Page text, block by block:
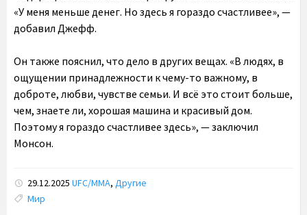
«У меня меньше денег. Но здесь я гораздо счастливее», —
добавил Джефф.
Он также пояснил, что дело в других вещах. «В людях, в
ощущении принадлежности к чему-то важному, в
доброте, любви, чувстве семьи. И всё это стоит больше,
чем, знаете ли, хорошая машина и красивый дом.
Поэтому я гораздо счастливее здесь», — заключил
Монсон.
29.12.2025 UFC/ММА, Другие
Tags:
Мир